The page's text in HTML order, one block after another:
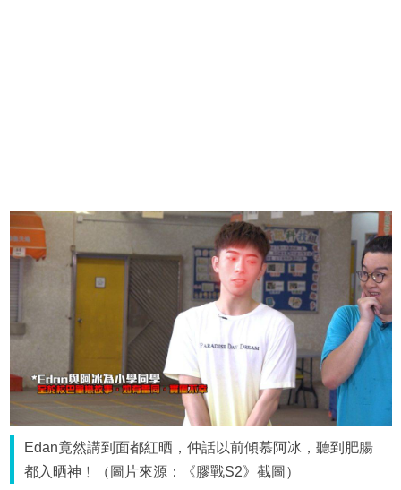
Edan竟然講到面都紅晒，仲話以前傾慕阿冰，聽到肥腸
都入晒神﹗（圖片來源：《膠戰S2》截圖）